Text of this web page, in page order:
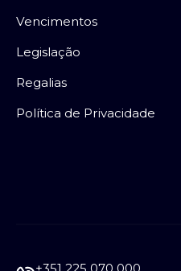
Vencimentos
Legislação
Regalias
Política de Privacidade